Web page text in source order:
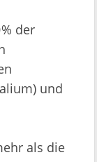
der
und
als die